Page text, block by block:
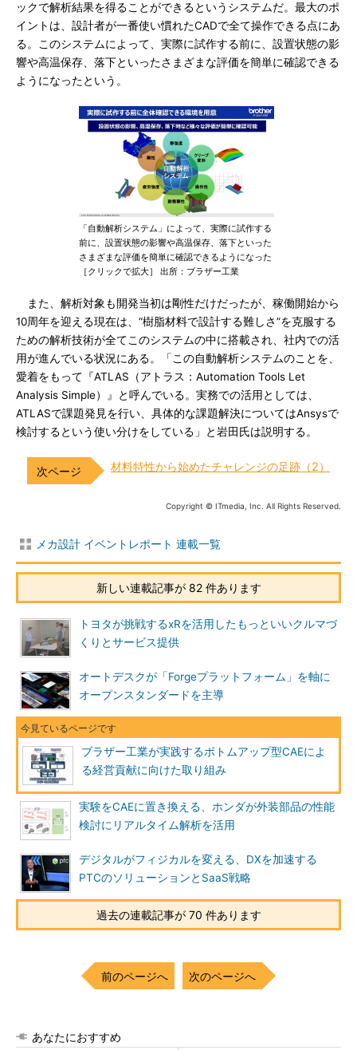
ックで解析結果を得ることができるというシステムだ。最大のポ
イントは、設計者が一番使い慣れたCADで全て操作できる点にあ
る。このシステムによって、実際に試作する前に、設置状態の影
響や高温保存、落下といったさまざまな評価を簡単に確認できる
ようになったという。
「自動解析システム」によって、実際に試作する
前に、設置状態の影響や高温保存、落下といった
さまざまな評価を簡単に確認できるようになった
［クリックで拡大］ 出所：ブラザー工業
また、解析対象も開発当初は剛性だけだったが、稼働開始から
10周年を迎える現在は、“樹脂材料で設計する難しさ”を克服する
ための解析技術が全てこのシステムの中に搭載され、社内での活
用が進んでいる状況にある。「この自動解析システムのことを、
愛着をもって『ATLAS（アトラス：Automation Tools Let
Analysis Simple）』と呼んでいる。実務での活用としては、
ATLASで課題発見を行い、具体的な課題解決についてはAnsysで
検討するという使い分けをしている」と岩田氏は説明する。
材料特性から始めたチャレンジの足跡（2）
Copyright © ITmedia, Inc. All Rights Reserved.
メカ設計 イベントレポート 連載一覧
新しい連載記事が 82 件あります
トヨタが挑戦するxRを活用したもっといいクルマづ
くりとサービス提供
オートデスクが「Forgeプラットフォーム」を軸に
オープンスタンダードを主導
ブラザー工業が実践するボトムアップ型CAEによ
る経営貢献に向けた取り組み
実験をCAEに置き換える、ホンダが外装部品の性能
検討にリアルタイム解析を活用
デジタルがフィジカルを変える、DXを加速する
PTCのソリューションとSaaS戦略
過去の連載記事が 70 件あります
前のページへ 次のページへ
あなたにおすすめ